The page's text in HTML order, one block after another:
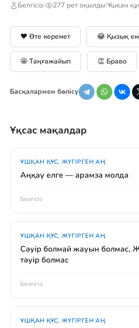
Белгісіз| 277 рет оқылды|Ұшқан
❤️ Өте керемет 😂 Қызық
🤩 Таңғажайып 👏 Браво
Басқалармен бөлісу
Ұқсас мақалдар
ҰШҚАН ҚҰС, ЖҮГІРГЕН АҢ
Аңқау елге — арамза молда
Белгісіз
ҰШҚАН ҚҰС, ЖҮГІРГЕН АҢ
Сәуір болмай жауын болмас,
тәуір болмас
Белгісіз
ҰШҚАН ҚҰС, ЖҮГІРГЕН АҢ